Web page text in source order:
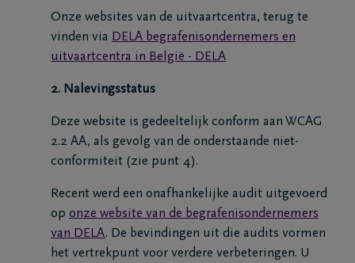
Overlijdensberichten
Ons
Veelgestelde
Meld een
overlijden
24u/24
Onze websites van de uitvaartcentra, terug te
vinden via DELA begrafenisondernemers en
uitvaartcentra in België - DELA
2. Nalevingsstatus
Deze website is gedeeltelijk conform aan WCAG
2.2 AA, als gevolg van de onderstaande niet-
conformiteit (zie punt 4).
Recent werd een onafhankelijke audit uitgevoerd
op onze website van de begrafenisondernemers
van DELA. De bevindingen uit die audits vormen
het vertrekpunt voor verdere verbeteringen. U